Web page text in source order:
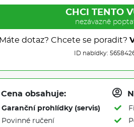
CHCI TENTO
nezávazně
Máte dotaz? Chcete se poradit?
ID nabídky:
Cena obsahuje:
Garanční prohlídky (servis)
Povinné ručení